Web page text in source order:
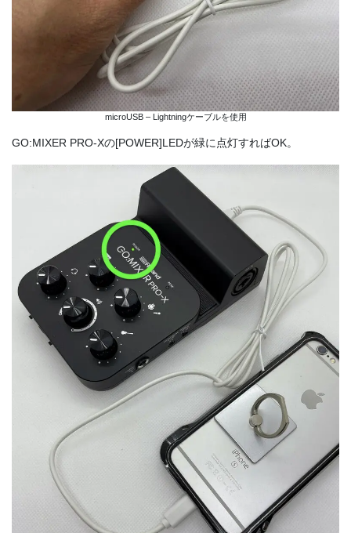
microUSB – Lightningケーブルを使用
GO:MIXER PRO-Xの[POWER]LEDが緑に点灯すればOK。